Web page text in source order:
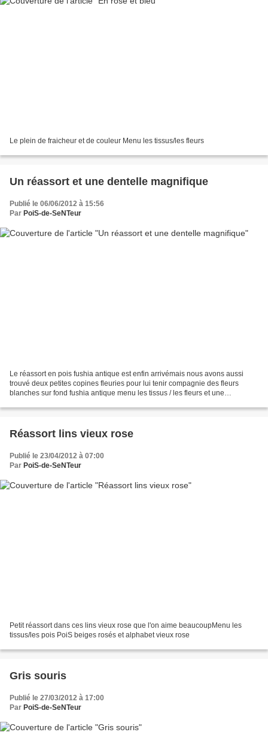
Le plein de fraicheur et de couleur Menu les tissus/les fleurs
Un réassort et une dentelle magnifique
Publié le 06/06/2012 à 15:56
Par PoiS-de-SeNTeur
Le réassort en pois fushia antique est enfin arrivémais nous avons aussi
trouvé deux petites copines fleuries pour lui tenir compagnie des fleurs
blanches sur fond fushia antique menu les tissus / les fleurs et une
Réassort lins vieux rose
Publié le 23/04/2012 à 07:00
Par PoiS-de-SeNTeur
Petit réassort dans ces lins vieux rose que l'on aime beaucoupMenu les
tissus/les pois PoiS beiges rosés et alphabet vieux rose
Gris souris
Publié le 27/03/2012 à 17:00
Par PoiS-de-SeNTeur